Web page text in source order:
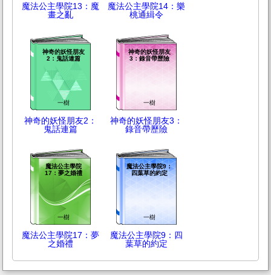
魔法公主學院13：魔
畫之亂
魔法公主學院14：樂
桃通緝令
神奇的妖怪朋友
2：鬼話連篇
一樹
神奇的妖怪朋友2：
鬼話連篇
神奇的妖怪朋友
3：錄音帶歷險
一樹
神奇的妖怪朋友3：
錄音帶歷險
魔法公主學院
17：夢之婚禮
一樹
魔法公主學院17：夢
之婚禮
魔法公主學院9：
四葉草的約定
一樹
魔法公主學院9：四
葉草的約定